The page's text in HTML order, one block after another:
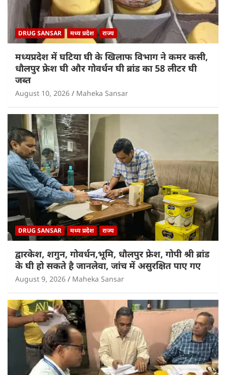
DRUG SANSAR मध्य प्रदेश राज्य
मध्यप्रदेश में घटिया घी के खिलाफ विभाग ने कमर कसी,
धौलपुर फ्रेश घी और गोवर्धन घी ब्रांड का 58 लीटर घी
जब्त
August 10, 2026 Maheka Sansar
DRUG SANSAR मध्य प्रदेश राज्य
द्वारकेश, शगुन, गोवर्धन,भूमि, धौलपुर फ्रेश, गोपी श्री ब्रांड
के घी हो सकते है जानलेवा, जांच में असुरक्षित पाए गए
August 9, 2026 Maheka Sansar